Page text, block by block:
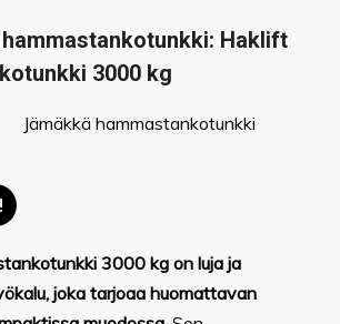
Haklift
3000 kg
3000 kg on luja ja
joka tarjoaa huomattavan